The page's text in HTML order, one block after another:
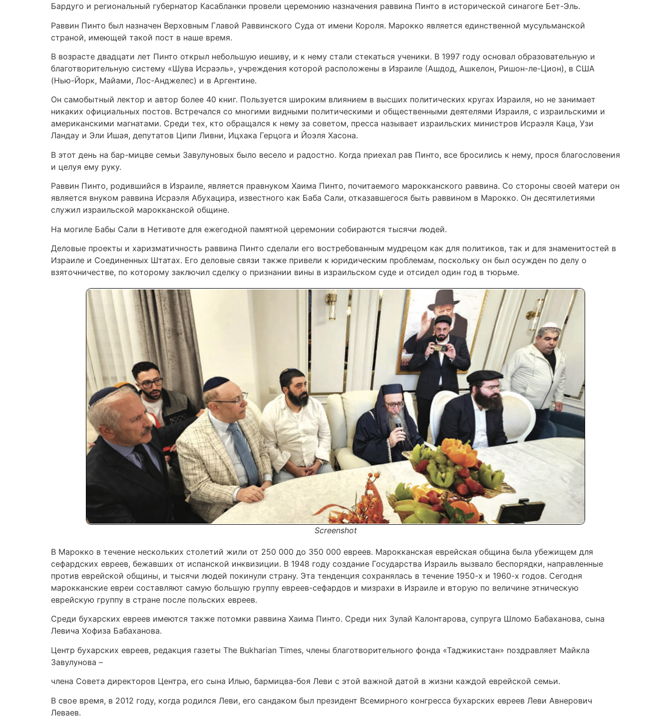
Бардуго и региональный губернатор Касабланки провели церемонию назначения раввина Пинто в исторической синагоге Бет-Эль.
Раввин Пинто был назначен Верховным Главой Раввинского Суда от имени Короля. Марокко является единственной мусульманской
страной, имеющей такой пост в наше время.
В возрасте двадцати лет Пинто открыл небольшую иешиву, и к нему стали стекаться ученики. В 1997 году основал образовательную и
благотворительную систему «Шува Исраэль», учреждения которой расположены в Израиле (Ашдод, Ашкелон, Ришон-ле-Цион), в США
(Нью-Йорк, Майами, Лос-Анджелес) и в Аргентине.
Он самобытный лектор и автор более 40 книг. Пользуется широким влиянием в высших политических кругах Израиля, но не занимает
никаких официальных постов. Встречался со многими видными политическими и общественными деятелями Израиля, с израильскими и
американскими магнатами. Среди тех, кто обращался к нему за советом, пресса называет израильских министров Исраэля Каца, Узи
Ландау и Эли Ишая, депутатов Ципи Ливни, Ицхака Герцога и Йоэля Хасона.
В этот день на бар-мицве семьи Завулуновых было весело и радостно. Когда приехал рав Пинто, все бросились к нему, прося благословения
и целуя ему руку.
Раввин Пинто, родившийся в Израиле, является правнуком Хаима Пинто, почитаемого марокканского раввина. Со стороны своей матери он
является внуком раввина Исраэля Абухацира, известного как Баба Сали, отказавшегося быть раввином в Марокко. Он десятилетиями
служил израильской марокканской общине.
На могиле Бабы Сали в Нетивоте для ежегодной памятной церемонии собираются тысячи людей.
Деловые проекты и харизматичность раввина Пинто сделали его востребованным мудрецом как для политиков, так и для знаменитостей в
Израиле и Соединенных Штатах. Его деловые связи также привели к юридическим проблемам, поскольку он был осужден по делу о
взяточничестве, по которому заключил сделку о признании вины в израильском суде и отсидел один год в тюрьме.
Screenshot
В Марокко в течение нескольких столетий жили от 250 000 до 350 000 евреев. Марокканская еврейская община была убежищем для
сефардских евреев, бежавших от испанской инквизиции. В 1948 году создание Государства Израиль вызвало беспорядки, направленные
против еврейской общины, и тысячи людей покинули страну. Эта тенденция сохранялась в течение 1950-х и 1960-х годов. Сегодня
марокканские евреи составляют самую большую группу евреев-сефардов и мизрахи в Израиле и вторую по величине этническую
еврейскую группу в стране после польских евреев.
Среди бухарских евреев имеются также потомки раввина Хаима Пинто. Среди них Зулай Калонтарова, супруга Шломо Бабаханова, сына
Левича Хофиза Бабаханова.
Центр бухарских евреев, редакция газеты The Bukharian Times, члены благотворительного фонда «Таджикистан» поздравляет Майкла
Завулунова –
члена Совета директоров Центра, его сына Илью, бармицва-боя Леви с этой важной датой в жизни каждой еврейской семьи.
В свое время, в 2012 году, когда родился Леви, его сандаком был президент Всемирного конгресса бухарских евреев Леви Авнерович
Леваев.